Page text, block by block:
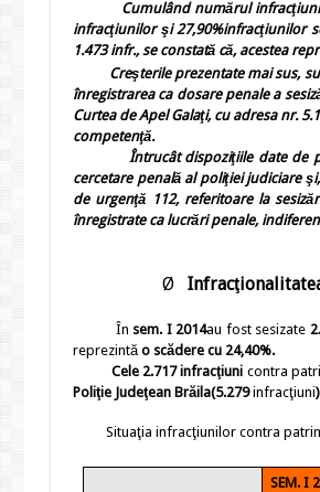
Cumulând numărul
infracţiunilorşi 27,90%infracţiunilor
1.473 infr., se constată că, acestea
Creşterile prezentate mai sus,
înregistrarea ca dosare penale a
Curtea de Apel Galaţi, cu adresa nr.
competenţă.
Întrucât dispoziţiile date de
cercetare penală al poliţiei judiciare
de urgenţă 112, referitoare la
înregistrate ca lucrări penale,
Ø
În sem. I 2014au fost sesizate
reprezintăo scădere cu 24,40%.
Cele 2.717infracţiuni contra
Poliţie Judeţean Brăila(5.279infracţiuni
Situaţia infracţiunilor contra
SEM. I